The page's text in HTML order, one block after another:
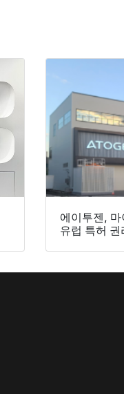
에이투젠, 마
유럽 특허 권